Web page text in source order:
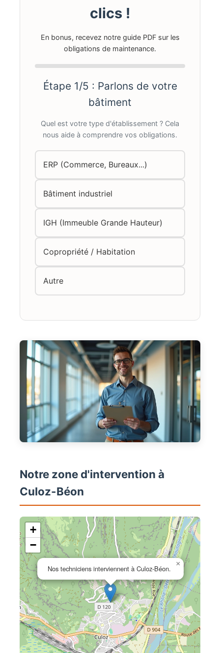
clics !
En bonus, recevez notre guide PDF sur les
obligations de maintenance.
Étape 1/5 : Parlons de votre
bâtiment
Quel est votre type d'établissement ? Cela
nous aide à comprendre vos obligations.
ERP (Commerce, Bureaux...)
Bâtiment industriel
IGH (Immeuble Grande Hauteur)
Copropriété / Habitation
Autre
Notre zone d'intervention à
Culoz-Béon
Nos techniciens interviennent à Culoz-Béon.
×
+
−